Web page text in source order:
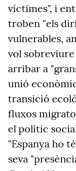
víctimes", i
troben "els
vulnerables,
vol
arribar a
unió
transició
fluxos
el polític
"Espanya ho
seva